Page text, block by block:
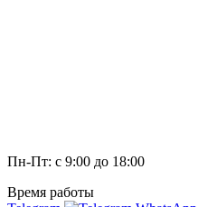
Пн-Пт: с 9:00 до 18:00
Время работы